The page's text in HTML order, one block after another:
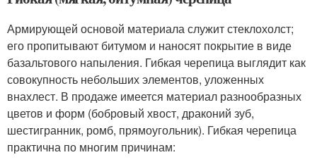
Армирующей основой материала служит стеклохолст;
его пропитывают битумом и наносят покрытие в виде
базальтового напыления. Гибкая черепица выглядит как
совокупность небольших элементов, уложенных
внахлест. В продаже имеется материал разнообразных
цветов и форм (бобровый хвост, драконий зуб,
шестигранник, ромб, прямоугольник). Гибкая черепица
практична по многим причинам: